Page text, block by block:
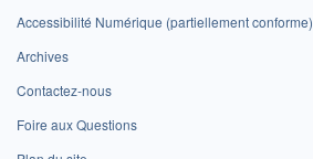
Accessibilité Numérique (partiellement conforme)
Archives
Contactez-nous
Foire aux Questions